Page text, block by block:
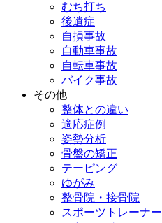
むち打ち
後遺症
自損事故
自動車事故
自転車事故
バイク事故
その他
整体との違い
適応症例
姿勢分析
骨盤の矯正
テーピング
ゆがみ
整骨院・接骨院
スポーツトレーナー